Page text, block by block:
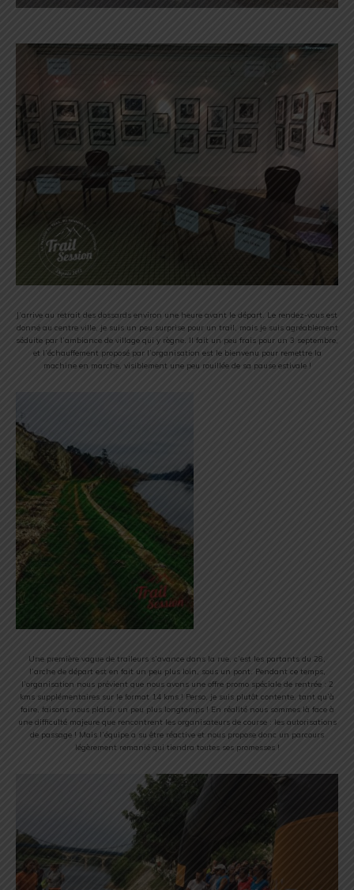
J’arrive au retrait des dossards environ une heure avant le départ. Le rendez-vous est
donné au centre ville, je suis un peu surprise pour un trail, mais je suis agréablement
séduite par l’ambiance de village qui y règne. Il fait un peu frais pour un 3 septembre,
et l’échauffement proposé par l’organisation est le bienvenu pour remettre la
machine en marche, visiblement une peu rouillée de sa pause estivale !
Une première vague de traileurs s’avance dans la rue, c’est les partants du 28,
l’arche de départ est en fait un peu plus loin, sous un pont. Pendant ce temps,
l’organisation nous prévient que nous avons une offre promo spéciale de rentrée : 2
kms supplémentaires sur le format 14 kms ! Perso, je suis plutôt contente, tant qu’à
faire, faisons nous plaisir un peu plus longtemps ! En réalité nous sommes là face à
une difficulté majeure que rencontrent les organisateurs de course : les autorisations
de passage ! Mais l’équipe a su être réactive et nous propose donc un parcours
légèrement remanié qui tiendra toutes ses promesses !